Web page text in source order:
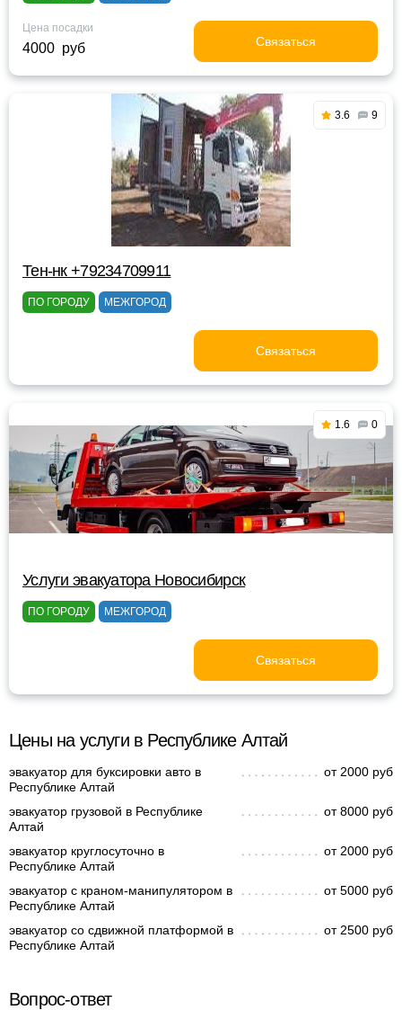
Цена посадки
4000 руб Связаться
3.6 9
Тен-нк +79234709911
ПО ГОРОДУ МЕЖГОРОД
Связаться
1.6 0
Услуги эвакуатора Новосибирск
ПО ГОРОДУ МЕЖГОРОД
Связаться
Цены на услуги в Республике Алтай
эвакуатор для буксировки авто в
Республике Алтай
от 2000 руб
эвакуатор грузовой в Республике
Алтай
от 8000 руб
эвакуатор круглосуточно в
Республике Алтай
от 2000 руб
эвакуатор с краном-манипулятором в
Республике Алтай
от 5000 руб
эвакуатор со сдвижной платформой в
Республике Алтай
от 2500 руб
Вопрос-ответ